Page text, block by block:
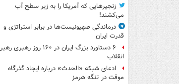
زنجیرهایی که آمریکا را به زیر سطح آب
می‌کشند!
درماندگی صهیونیست‌ها در برابر استراتژی و
قدرت ایران
۶ دستاورد بزرگ ایران در ۱۶۰ روز رهبری رهبر
انقلاب
ادعای شبکه «الحدث» درباره ایجاد گذرگاه
موقت در تنگه هرمز